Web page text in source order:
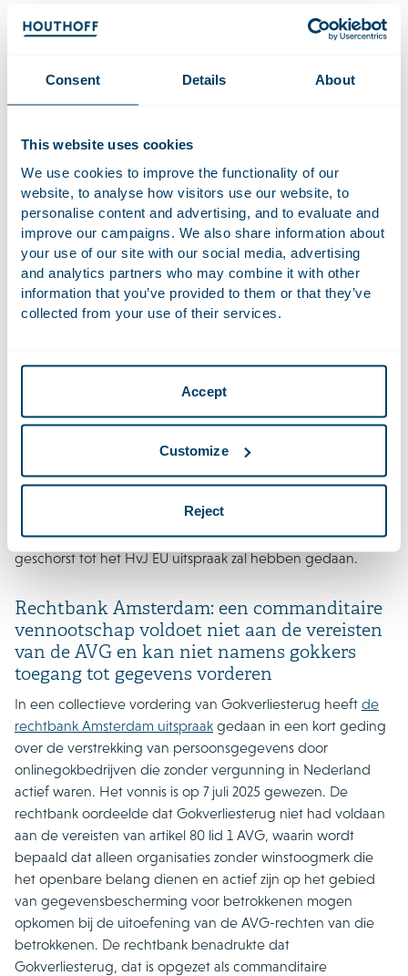
Consent Details About
This website uses cookies
We use cookies to improve the functionality of our
website, to analyse how visitors use our website, to
personalise content and advertising, and to evaluate and
improve our campaigns. We also share information about
your use of our site with our social media, advertising
and analytics partners who may combine it with other
information that you’ve provided to them or that they’ve
collected from your use of their services.
Accept
Customize
Reject
Rechtbank Rotterdam stelt prejudiciële
vragen aan het Europees Hof van Justitie
over de verhouding tussen WAMCA en AVG
heeft de rechtbank Rotterdam prejudiciële vragen gesteld
aan het Hof van Justitie van de Europese Unie (HvJ EU). De
vragen, die op 23 juli 2025 zijn doorverwezen, hebben
betrekking op vermeende AVG-schendingen waardoor
naar schatting miljoenen accounthouders van Amazon in
Nederland zijn getroffen. De rechtbank heeft de
prejudiciële vragen gesteld om antwoord te krijgen op de
vraag of de Nederlandse wetgeving (WAMCA) aanvullende
ontvankelijkheidseisen kan opleggen – zoals
track record op het gebied van gegevensbescherming –
aan organisaties die collectieve AVG-vorderingen instellen,
en of die vorderingen ook zonder expliciet gegeven
opdracht van elke betrokkene kunnen worden voortgezet,
gezien het Nederlandse opt-outsysteem. De antwoorden
van het HvJ EU zijn van cruciaal belang voor de toekomst
van collectief verhaal bij schendingen van
gegevensbeschermingsregels in Nederland en kunnen in
de gehele EU bredere gevolgen hebben. Het geding is
geschorst tot het HvJ EU uitspraak zal hebben gedaan.
Rechtbank Amsterdam: een commanditaire
vennootschap voldoet niet aan de vereisten
van de AVG en kan niet namens gokkers
toegang tot gegevens vorderen
In een collectieve vordering van Gokverliesterug heeft de
rechtbank Amsterdam uitspraak gedaan in een kort geding
over de verstrekking van persoonsgegevens door
onlinegokbedrijven die zonder vergunning in Nederland
actief waren. Het vonnis is op 7 juli 2025 gewezen. De
rechtbank oordeelde dat Gokverliesterug niet had voldaan
aan de vereisten van artikel 80 lid 1 AVG, waarin wordt
bepaald dat alleen organisaties zonder winstoogmerk die
het openbare belang dienen en actief zijn op het gebied
van gegevensbescherming voor betrokkenen mogen
opkomen bij de uitoefening van de AVG-rechten van die
betrokkenen. De rechtbank benadrukte dat
Gokverliesterug, dat is opgezet als commanditaire